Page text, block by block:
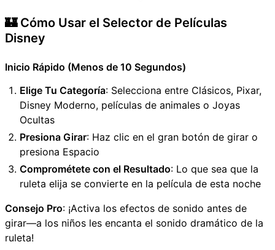
🏰 Cómo Usar el Selector de Películas
Disney
Inicio Rápido (Menos de 10 Segundos)
Elige Tu Categoría: Selecciona entre Clásicos, Pixar,
Disney Moderno, películas de animales o Joyas
Ocultas
Presiona Girar: Haz clic en el gran botón de girar o
presiona Espacio
Comprométete con el Resultado: Lo que sea que la
ruleta elija se convierte en la película de esta noche
Consejo Pro: ¡Activa los efectos de sonido antes de
girar—a los niños les encanta el sonido dramático de la
ruleta!